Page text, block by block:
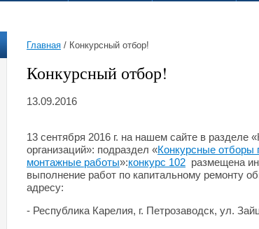
Главная / Конкурсный отбор!
Конкурсный отбор!
13.09.2016
13 сентября 2016 г. на нашем сайте в
организаций»: подраздел «Конкурсные отборы
монтажные работы»:конкурс 102 размещена
выполнение работ по капитальному ремонту
адресу:
- Республика Карелия, г. Петрозаводск, ул.